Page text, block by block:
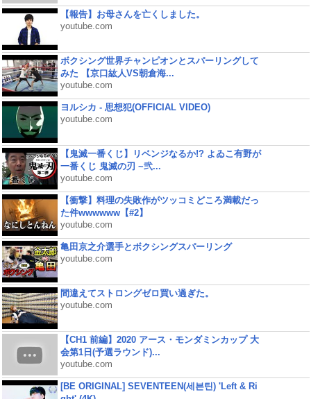
【報告】お母さんを亡くしました。
youtube.com
ボクシング世界チャンピオンとスパーリングして
みた 【京口紘人VS朝倉海...
youtube.com
ヨルシカ - 思想犯(OFFICIAL VIDEO)
youtube.com
【鬼滅一番くじ】リベンジなるか!? よゐこ有野が
一番くじ 鬼滅の刃 ~弐...
youtube.com
【衝撃】料理の失敗作がツッコミどころ満載だっ
た件wwwwww【#2】
youtube.com
亀田京之介選手とボクシングスパーリング
youtube.com
間違えてストロングゼロ買い過ぎた。
youtube.com
【CH1 前編】2020 アース・モンダミンカップ 大
会第1日(予選ラウンド)...
youtube.com
[BE ORIGINAL] SEVENTEEN(세븐틴) 'Left & Ri